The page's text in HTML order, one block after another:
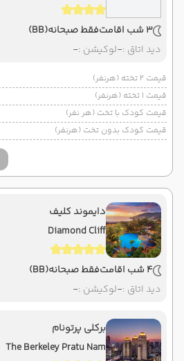
3 شب اقامت فقط صبحانه(BB)
دید اتاق :-لوکیشن :-
قیمت 2 تخته (هرنفر)
قیمت 1 تخته (هرنفر)
قیمت کودک با تخت (هر نفر)
قیمت کودک بدون تخت (هرنفر)
دایموند کلیف
Diamond Cliff
4 شب اقامت فقط صبحانه(BB)
دید اتاق :-لوکیشن :-
برکلی پرتونام
The Berkeley Pratu Nam